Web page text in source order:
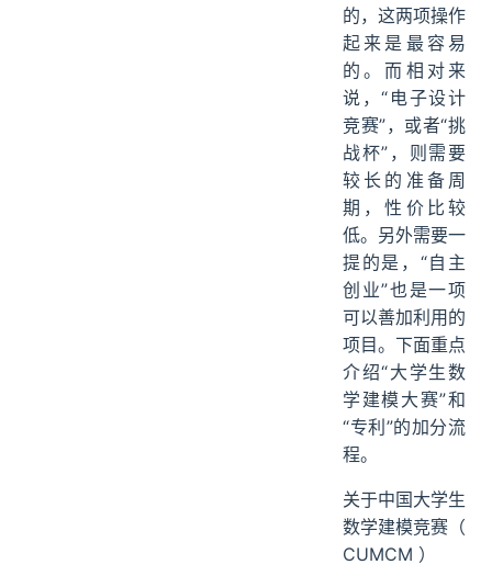
的，这两项操作
起来是最容易
的。而相对来
说，“电子设计
竞赛”，或者“挑
战杯”，则需要
较长的准备周
期，性价比较
低。另外需要一
提的是，“自主
创业”也是一项
可以善加利用的
项目。下面重点
介绍“大学生数
学建模大赛”和
“专利”的加分流
程。
关于中国大学生
数学建模竞赛（
CUMCM ）